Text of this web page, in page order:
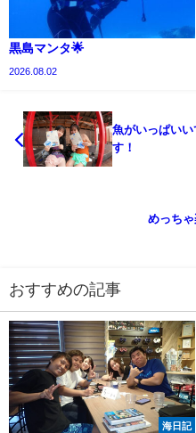
黒島マンタ🌟
2026.08.02
魚がいっぱい
す！
めっちゃ
おすすめの記事
海日記